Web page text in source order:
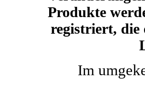
Produkte
registriert, die
Im